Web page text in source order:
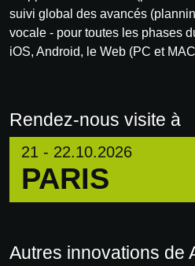
suivi global des avancés
vocale - pour toutes les phases
iOS, Android, le Web (PC et
Rendez-nous visite à
21 - 22.10.2026
PARIS
Autres innovations de